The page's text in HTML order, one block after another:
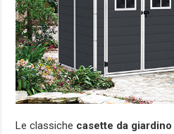
Le classiche casette da giardino